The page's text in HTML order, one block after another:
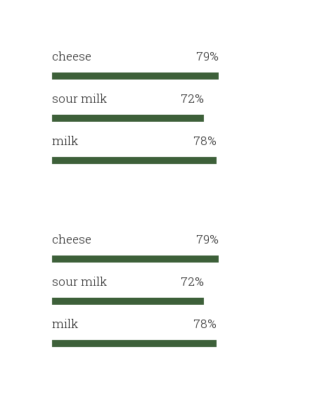
cheese 79
sour milk 72
milk 78
cheese 79
sour milk 72
milk 78